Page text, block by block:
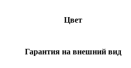
Цвет
Гарантия на внешний вид